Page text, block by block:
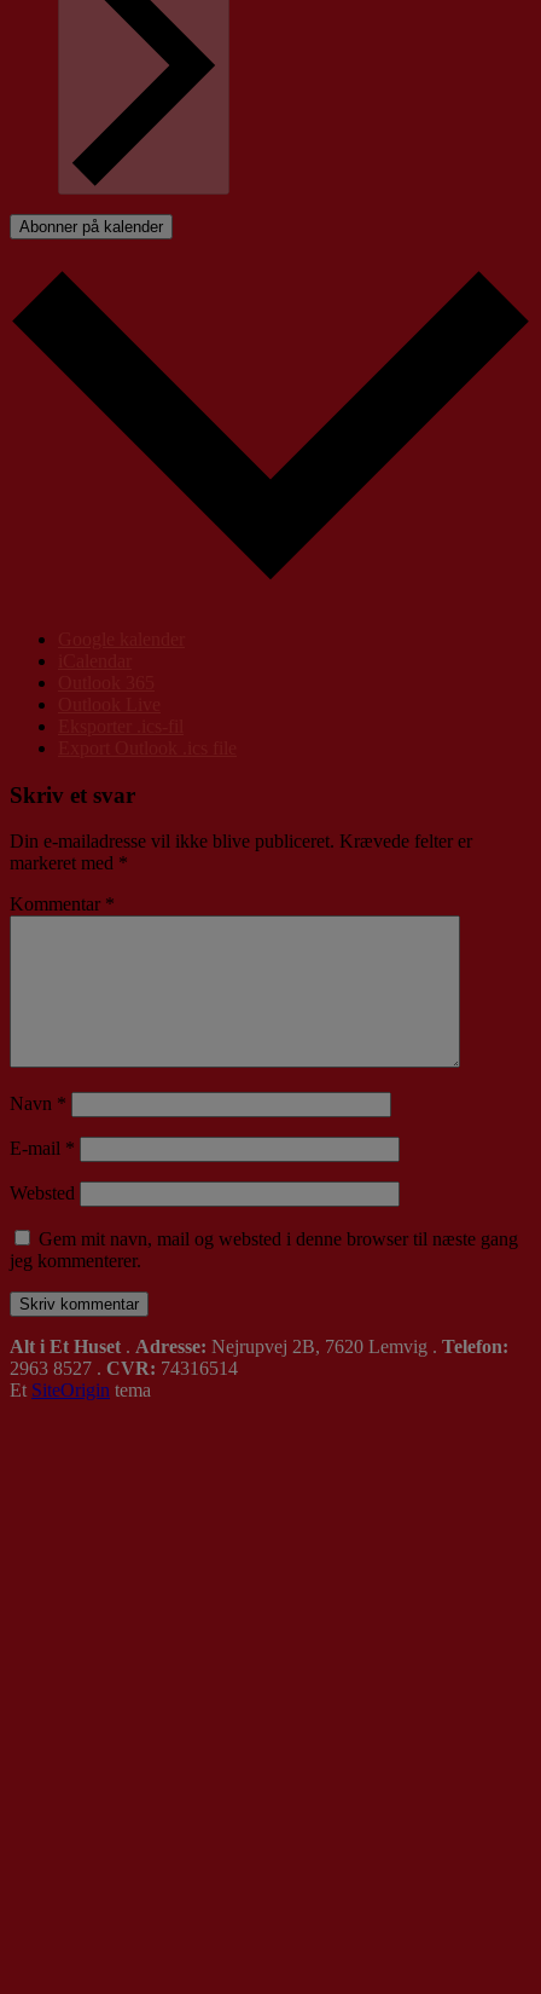
Abonner på kalender
Skriv et svar
Din e-mailadresse vil ikke blive publiceret. Krævede felter er
markeret med *
Kommentar *
Navn *
E-mail *
Websted
Gem mit navn, mail og websted i denne browser til næste gang
jeg kommenterer.
Alt i Et Huset . Adresse: Nejrupvej 2B, 7620 Lemvig . Telefon:
2963 8527 . CVR: 74316514
Et SiteOrigin tema